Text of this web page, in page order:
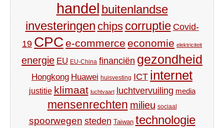
handel buitenlandse
investeringen chips corruptie Covid-
19 CPC e-commerce economie elektriciteit
energie EU EU-China financiën gezondheid
Hongkong Huawei huisvesting ICT internet
justitie klimaat luchtvaart luchtvervuiling media
mensenrechten milieu sociaal
spoorwegen steden Taiwan technologie